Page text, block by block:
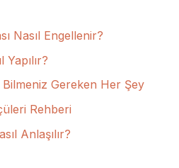
Nasıl Engellenir?
Yapılır?
Gereken Her Şey
Rehberi
Anlaşılır?